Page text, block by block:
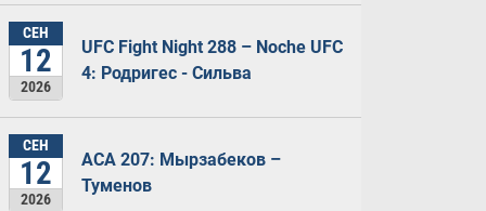
СЕН
12
2026
UFC Fight Night 288 – Noche UFC
4: Родригес - Сильва
СЕН
12
2026
ACA 207: Мырзабеков –
Туменов